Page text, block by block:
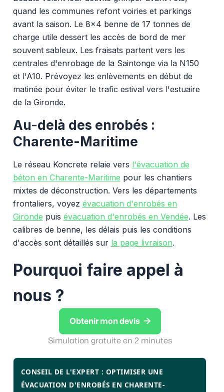
quand les communes refont voiries et parkings
avant la saison. Le 8x4 benne de 17 tonnes de
charge utile dessert les accès de bord de mer
souvent sableux. Les fraisats partent vers les
centrales d'enrobage de la Saintonge via la N150
et l'A10. Prévoyez les enlèvements en début de
matinée pour éviter le trafic estival vers l'estuaire
de la Gironde.
Au-delà des enrobés :
Charente-Maritime
Le réseau Koncrete relaie vers l'évacuation de
béton en Charente-Maritime pour les chantiers
mixtes de déconstruction. Vers les départements
frontaliers, voyez évacuation d'enrobés en
Gironde puis évacuation d'enrobés en Vendée. Les
calibres de benne, les délais puis les conditions
d'accès sont détaillés sur la page livraison.
Pourquoi faire appel à
nous ?
Obtenir mon devis 
Simulation gratuite en 2 minutes
CONSEIL DE L'EXPERT : OPTIMISER UNE
ÉVACUATION D'ENROBÉS EN CHARENTE-